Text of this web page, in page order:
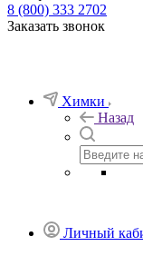
8 (800) 333 2702
Заказать звонок
Химки
Назад
Личный